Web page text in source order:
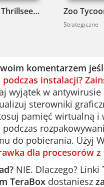
Planet Coaster Thrillseeker Edition Pobierz
Strategiczne
komentarzem
podczas instalacji?
wyjątek w
sterowniki
pamięć wirtualną i
podczas
do pobierania. Użyj
dla procesorów
NIE. Dlaczego? Linki
TeraBox dostaniesz